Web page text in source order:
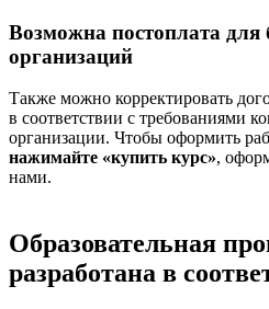
Возможна постоплата
организаций
Также можно корректировать
в соответствии с требованиями
организации. Чтобы оформить
нажимайте «купить курс»,
нами.
Образовательная
разработана в